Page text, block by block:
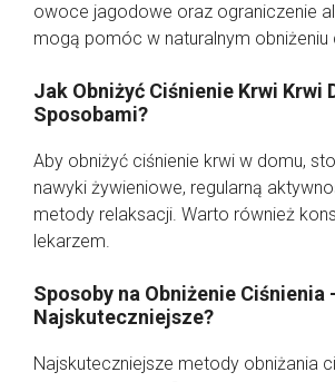
owoce jagodowe oraz ograniczenie
mogą pomóc w naturalnym obniżeniu
Jak Obniżyć Ciśnienie Krwi Krwi
Sposobami?
Aby obniżyć ciśnienie krwi w domu,
nawyki żywieniowe, regularną
metody relaksacji. Warto również
lekarzem.
Sposoby na Obniżenie Ciśnienia
Najskuteczniejsze?
Najskuteczniejsze metody obniżania